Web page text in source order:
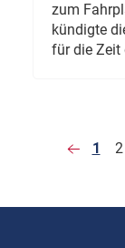
zum
kündigte
für die Zeit
1 2